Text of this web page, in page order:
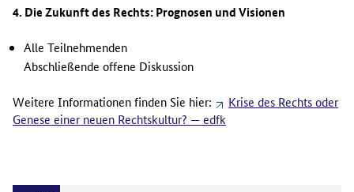
4. Die Zukunft des Rechts: Prognosen und Visionen
Alle Teilnehmenden
Abschließende offene Diskussion
Weitere Informationen finden Sie hier:
Krise des Rechts oder
Genese einer neuen Rechtskultur? — edfk